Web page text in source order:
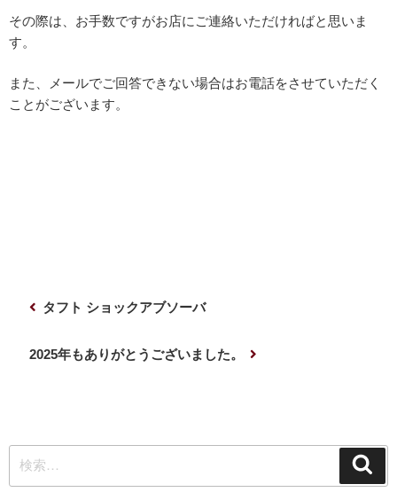
その際は、お手数ですがお店にご連絡いただければと思いま
す。
また、メールでご回答できない場合はお電話をさせていただく
ことがございます。
シ
ョ
タフト ショックアブソーバ
2025年もありがとうございました。
索: